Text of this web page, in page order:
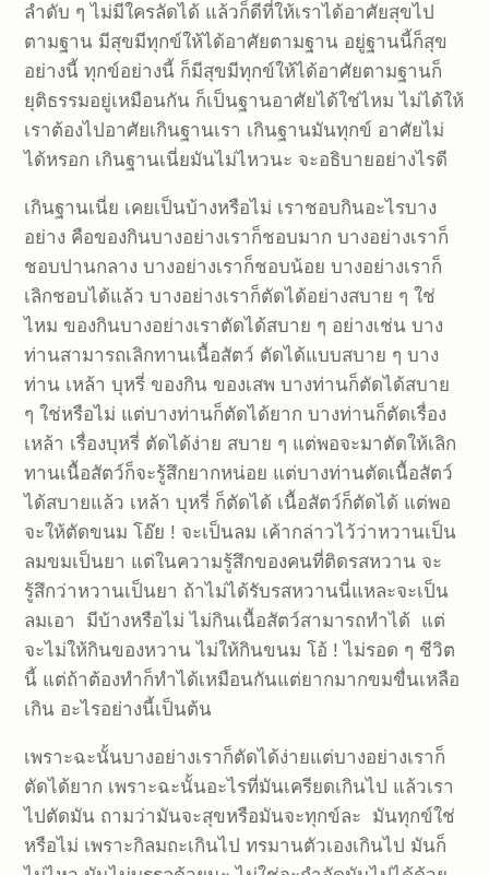
ลำดับ ๆ ไม่มีใครลัดได้ แล้วก็ดีที่ให้เราได้อาศัยสุขไป
ตามฐาน มีสุขมีทุกข์ให้ได้อาศัยตามฐาน อยู่ฐานนี้ก็สุข
อย่างนี้ ทุกข์อย่างนี้ ก็มีสุขมีทุกข์ให้ได้อาศัยตามฐานก็
ยุติธรรมอยู่เหมือนกัน ก็เป็นฐานอาศัยได้ใช่ไหม ไม่ได้ให้
เราต้องไปอาศัยเกินฐานเรา เกินฐานมันทุกข์ อาศัยไม่
ได้หรอก เกินฐานเนี่ยมันไม่ไหวนะ จะอธิบายอย่างไรดี
เกินฐานเนี่ย เคยเป็นบ้างหรือไม่ เราชอบกินอะไรบาง
อย่าง คือของกินบางอย่างเราก็ชอบมาก บางอย่างเราก็
ชอบปานกลาง บางอย่างเราก็ชอบน้อย บางอย่างเราก็
เลิกชอบได้แล้ว บางอย่างเราก็ตัดได้อย่างสบาย ๆ ใช่
ไหม ของกินบางอย่างเราตัดได้สบาย ๆ อย่างเช่น บาง
ท่านสามารถเลิกทานเนื้อสัตว์ ตัดได้แบบสบาย ๆ บาง
ท่าน เหล้า บุหรี่ ของกิน ของเสพ บางท่านก็ตัดได้สบาย
ๆ ใช่หรือไม่ แต่บางท่านก็ตัดได้ยาก บางท่านก็ตัดเรื่อง
เหล้า เรื่องบุหรี่ ตัดได้ง่าย สบาย ๆ แต่พอจะมาตัดให้เลิก
ทานเนื้อสัตว์ก็จะรู้สึกยากหน่อย แต่บางท่านตัดเนื้อสัตว์
ได้สบายแล้ว เหล้า บุหรี่ ก็ตัดได้ เนื้อสัตว์ก็ตัดได้ แต่พอ
จะให้ตัดขนม โอ๊ย ! จะเป็นลม เค้ากล่าวไว้ว่าหวานเป็น
ลมขมเป็นยา แต่ในความรู้สึกของคนที่ติดรสหวาน จะ
รู้สึกว่าหวานเป็นยา ถ้าไม่ได้รับรสหวานนี่แหละจะเป็น
ลมเอา มีบ้างหรือไม่ ไม่กินเนื้อสัตว์สามารถทำได้ แต่
จะไม่ให้กินของหวาน ไม่ให้กินขนม โอ้ ! ไม่รอด ๆ ชีวิต
นี้ แต่ถ้าต้องทำก็ทำได้เหมือนกันแต่ยากมากขมขื่นเหลือ
เกิน อะไรอย่างนี้เป็นต้น
เพราะฉะนั้นบางอย่างเราก็ตัดได้ง่ายแต่บางอย่างเราก็
ตัดได้ยาก เพราะฉะนั้นอะไรที่มันเครียดเกินไป แล้วเรา
ไปตัดมัน ถามว่ามันจะสุขหรือมันจะทุกข์ละ มันทุกข์ใช่
หรือไม่ เพราะกิลมถะเกินไป ทรมานตัวเองเกินไป มันก็